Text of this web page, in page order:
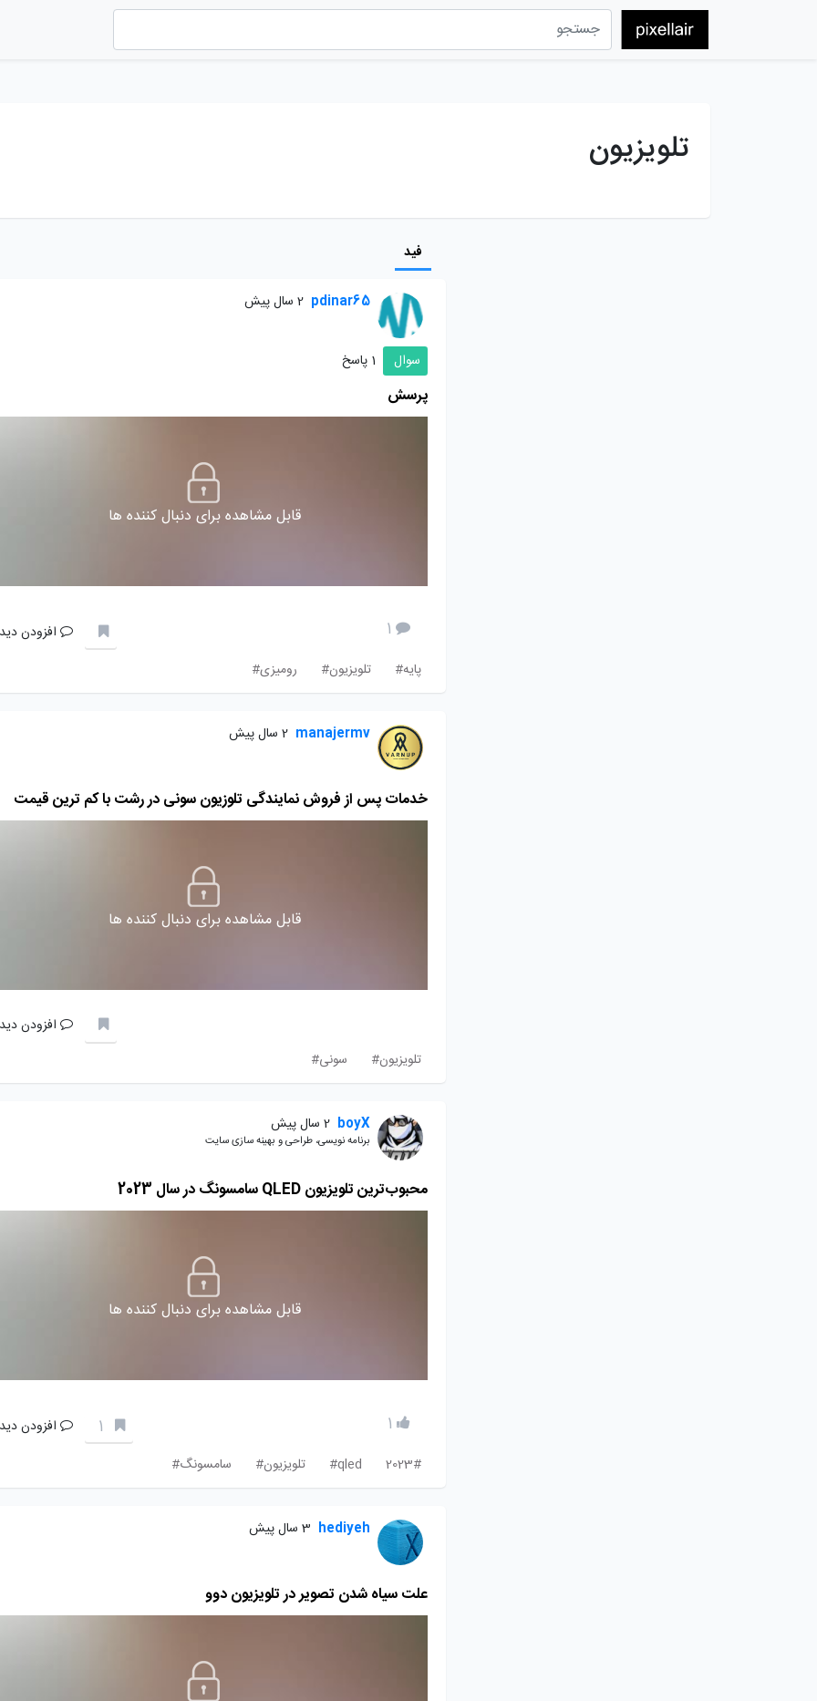
تلویزیون
فید
pdinar65 2 سال پیش
سوال 1 پاسخ
پرسش
قابل مشاهده برای دنبال کننده ها
1
افزودن
پایه#
تلویزیون# رومیزی#
manajermv 2 سال پیش
خدمات پس از فروش نمایندگی تلوزیون سونی در رشت با کم ترین قیمت
قابل مشاهده برای دنبال کننده ها
افزودن
تلویزیون#
سونی#
boyX 2 سال پیش
برنامه نویسی، طراحی و بهینه سازی سایت
محبوب‌ترین تلویزیون QLED سامسونگ در سال 2023
قابل مشاهده برای دنبال کننده ها
1
1
افزودن
2023#
qled# تلویزیون# سامسونگ#
hediyeh 3 سال پیش
علت سیاه شدن تصویر در تلویزیون دوو